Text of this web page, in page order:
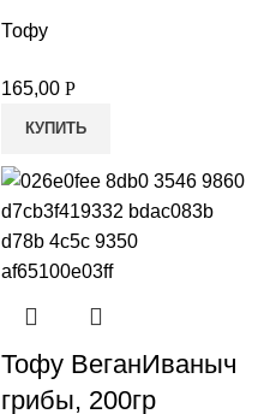
Тофу
165,00 Р
КУПИТЬ
Тофу ВеганИваныч
грибы, 200гр